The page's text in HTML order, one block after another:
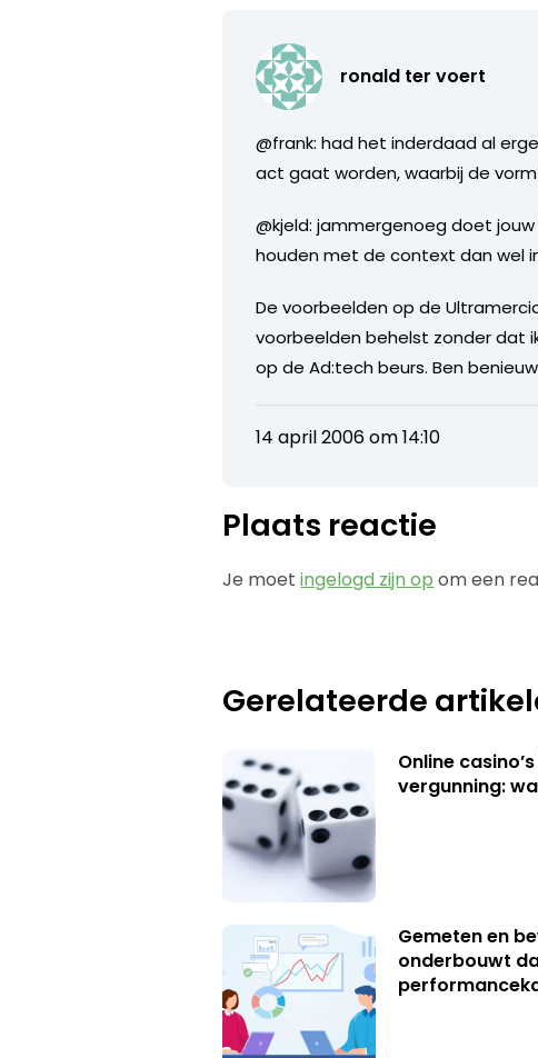
ronald ter voert
@frank: had het inderdaad al
act gaat worden, waarbij de
@kjeld: jammergenoeg doet
houden met de context dan wel
De voorbeelden op de
voorbeelden behelst zonder dat
op de Ad:tech beurs. Ben
14 april 2006 om 14:10
Plaats reactie
Je moetingelogd zijn op om een
Gerelateerde
Online
vergunning:
Gemeten en
onderbouwt